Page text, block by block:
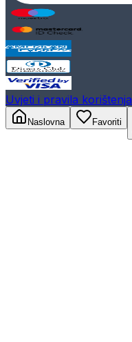
Uvjeti i pravila korištenja
Naslovna
Favoriti